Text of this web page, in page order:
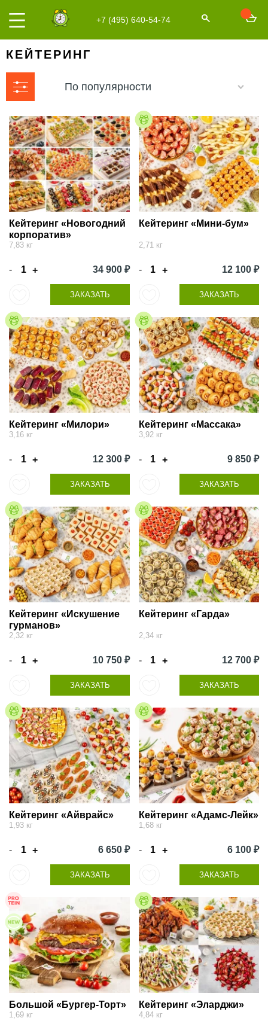
+7 (495) 640-54-74
КЕЙТЕРИНГ
По популярности
Кейтеринг «Новогодний
корпоратив»
7,83 кг
- + 34 900 ₽
ЗАКАЗАТЬ
Кейтеринг «Мини-бум»
2,71 кг
- + 12 100 ₽
ЗАКАЗАТЬ
Кейтеринг «Милори»
3,16 кг
- + 12 300 ₽
ЗАКАЗАТЬ
Кейтеринг «Массака»
3,92 кг
- + 9 850 ₽
ЗАКАЗАТЬ
Кейтеринг «Искушение
гурманов»
2,32 кг
- + 10 750 ₽
ЗАКАЗАТЬ
Кейтеринг «Гарда»
2,34 кг
- + 12 700 ₽
ЗАКАЗАТЬ
Кейтеринг «Айврайс»
1,93 кг
- + 6 650 ₽
ЗАКАЗАТЬ
Кейтеринг «Адамс-Лейк»
1,68 кг
- + 6 100 ₽
ЗАКАЗАТЬ
Большой «Бургер-Торт»
1,69 кг
Кейтеринг «Эларджи»
4,84 кг